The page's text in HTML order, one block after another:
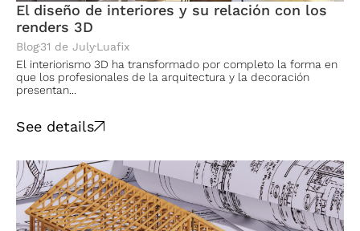
El diseño de interiores y su relación con los
renders 3D
Blog31 de JulyLuafix
El interiorismo 3D ha transformado por completo la forma en
que los profesionales de la arquitectura y la decoración
presentan...
See details